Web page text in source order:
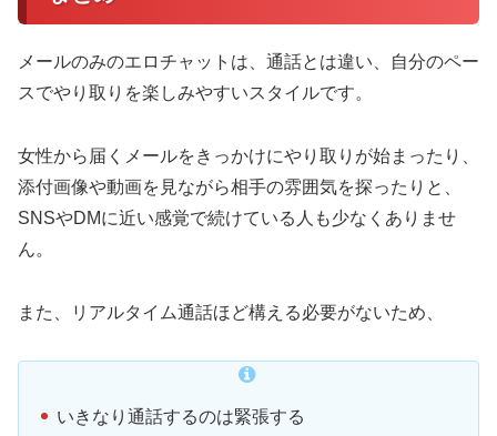
メールのみのエロチャットは、通話とは違い、自分のペー
スでやり取りを楽しみやすいスタイルです。
女性から届くメールをきっかけにやり取りが始まったり、
添付画像や動画を見ながら相手の雰囲気を探ったりと、
SNSやDMに近い感覚で続けている人も少なくありませ
ん。
また、リアルタイム通話ほど構える必要がないため、
いきなり通話するのは緊張する